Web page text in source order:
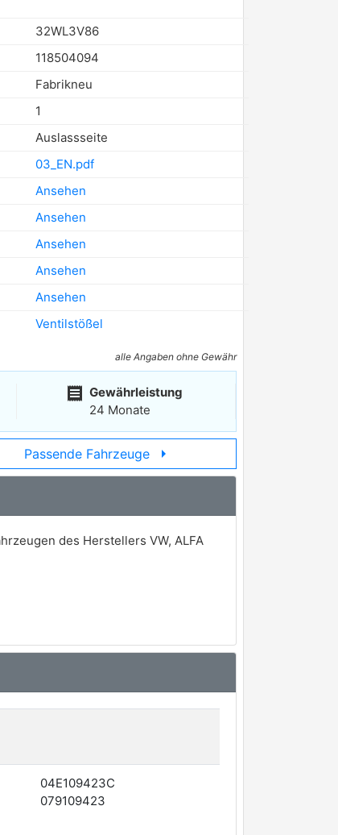
32WL3V86
118504094
Fabrikneu
1
Auslassseite
03_EN.pdf
Ansehen
Ansehen
Ansehen
Ansehen
Ansehen
Ventilstößel
alle Angaben ohne Gewähr
receipt Gewährleistung
24 Monate
Passende Fahrzeuge arrow_right
des Herstellers VW, ALFA
04E109423C
079109423